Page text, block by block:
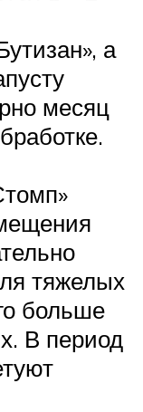
а
месяц
тяжелых
больше
В период